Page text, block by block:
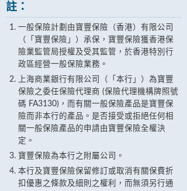
註：
一般保險計劃由寶豐保險（香港）有限公司
（「寶豐保險」）承保，寶豐保險獲香港保
險業監管局授權及受其監管，於香港特別行
政區經營一般保險業務。
上海商業銀行有限公司（「本行」）為寶豐
保險之委任保險代理商 (保險代理機構牌照號
碼 FA3130)，而有關一般保險產品是寶豐保
險而非本行的產品。是否接受或拒絕任何相
關一般保險產品的申請由寶豐保險全權決
定。
寶豐保險為本行之附屬公司。
本行及寶豐保險保留修訂或取消有關保費折
扣優惠之條款及細則之權利，而無須另行通